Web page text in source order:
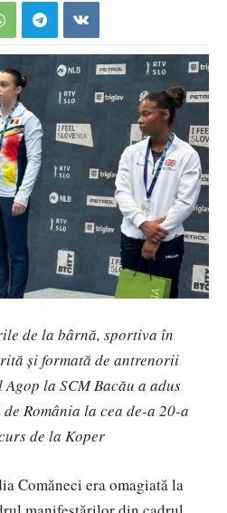
de la bârnă, sportiva în
și formată de antrenorii
la SCM Bacău a adus
România la cea de-a 20-a
de la Koper
Comăneci era omagiată la